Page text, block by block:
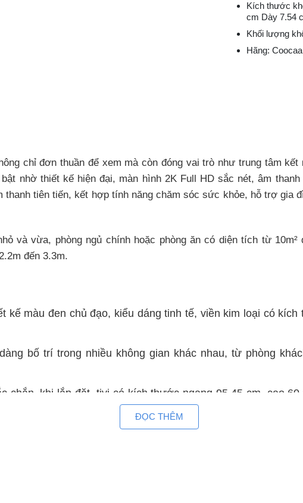
Kích thước
cm Dày 7.54
Khối lượng
Hãng:
chỉ đơn thuần để xem mà còn đóng vai trò như trung tâm
nhờ thiết kế hiện đại, màn hình 2K Full HD sắc nét, âm
tiên tiến, kết hợp tính năng chăm sóc sức khỏe, hỗ trợ gia
và vừa, phòng ngủ chính hoặc phòng ăn có diện tích từ
đến 3.3m.
kế màu đen chủ đạo, kiểu dáng tinh tế, viền kim loại có
bố trí trong nhiều không gian khác nhau, từ phòng
chắn, khi lắp đặt, tivi có kích thước ngang 95.45 cm, cao
tối giản còn ngang 95.45 cm, cao 55.86 cm, dày 7.54
ĐỌC THÊM